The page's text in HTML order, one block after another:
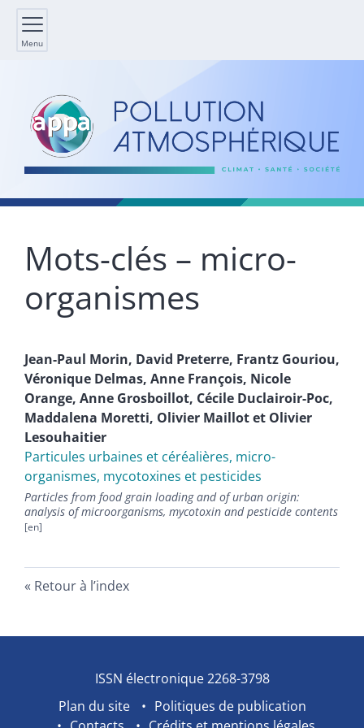
Menu
Mots-clés – micro-
organismes
Jean-Paul Morin, David Preterre, Frantz Gouriou,
Véronique Delmas, Anne François, Nicole
Orange, Anne Grosboillot, Cécile Duclairoir-Poc,
Maddalena Moretti, Olivier Maillotet Olivier
Lesouhaitier
Particules urbaines et céréalières, micro-
organismes, mycotoxines et pesticides
Particles from food grain loading and of urban origin:
analysis of microorganisms, mycotoxin and pesticide contents
Retour à l’index
ISSN électronique 2268-3798
Plan du site
Politiques de publication